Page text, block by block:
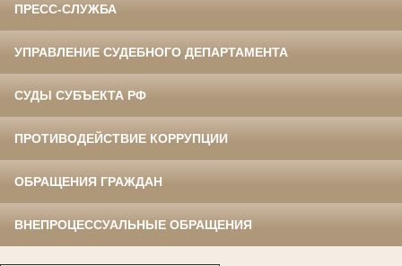
ПРЕСС-СЛУЖБА
УПРАВЛЕНИЕ СУДЕБНОГО ДЕПАРТАМЕНТА
СУДЫ СУБЪЕКТА РФ
ПРОТИВОДЕЙСТВИЕ КОРРУПЦИИ
ОБРАЩЕНИЯ ГРАЖДАН
ВНЕПРОЦЕССУАЛЬНЫЕ ОБРАЩЕНИЯ